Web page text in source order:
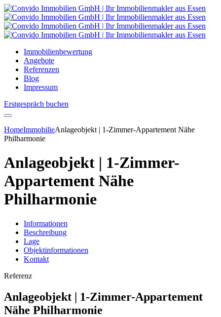
Immobilienbewertung
Angebote
Referenzen
Blog
Impressum
Erstgespräch buchen
HomeImmobilieAnlageobjekt | 1-Zimmer-Appartement Nähe
Philharmonie
Anlageobjekt | 1-Zimmer-
Appartement Nähe
Philharmonie
Informationen
Beschreibung
Lage
Objektinformationen
Kontakt
Referenz
Anlageobjekt | 1-Zimmer-Appartement
Nähe Philharmonie